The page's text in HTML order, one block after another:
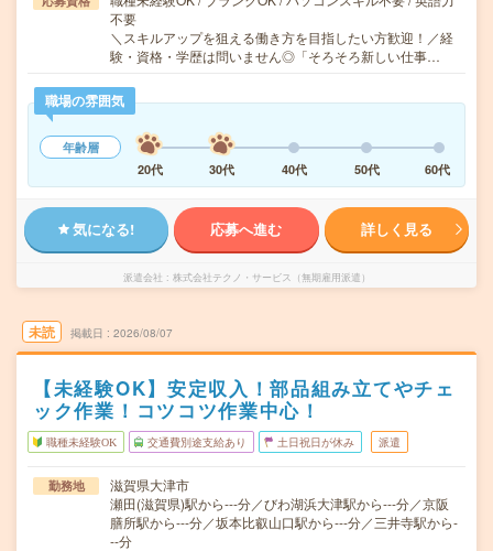
不要
＼スキルアップを狙える働き方を目指したい方歓迎！／経
験・資格・学歴は問いません◎「そろそろ新しい仕事…
職場の雰囲気
年齢層
20代
30代 40代 50代 60代
気になる! 応募へ進む 詳しく見る
派遣会社 株式会社テクノ・サービス（無期雇用派遣）
未読 掲載日 2026/08/07
【未経験OK】安定収入！部品組み立てやチェ
ック作業！コツコツ作業中心！
職種未経験OK 交通費別途支給あり 土日祝日が休み 派遣
勤務地
滋賀県大津市
瀬田(滋賀県)駅から---分／びわ湖浜大津駅から---分／京阪
膳所駅から---分／坂本比叡山口駅から---分／三井寺駅から-
--分